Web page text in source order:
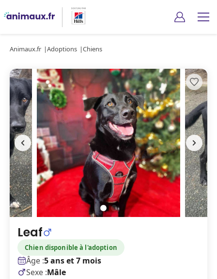
Animaux.fr Adoptions Chiens
Leaf
Chien disponible à l'adoption
Âge :5 ans et 7 mois
Sexe :Mâle